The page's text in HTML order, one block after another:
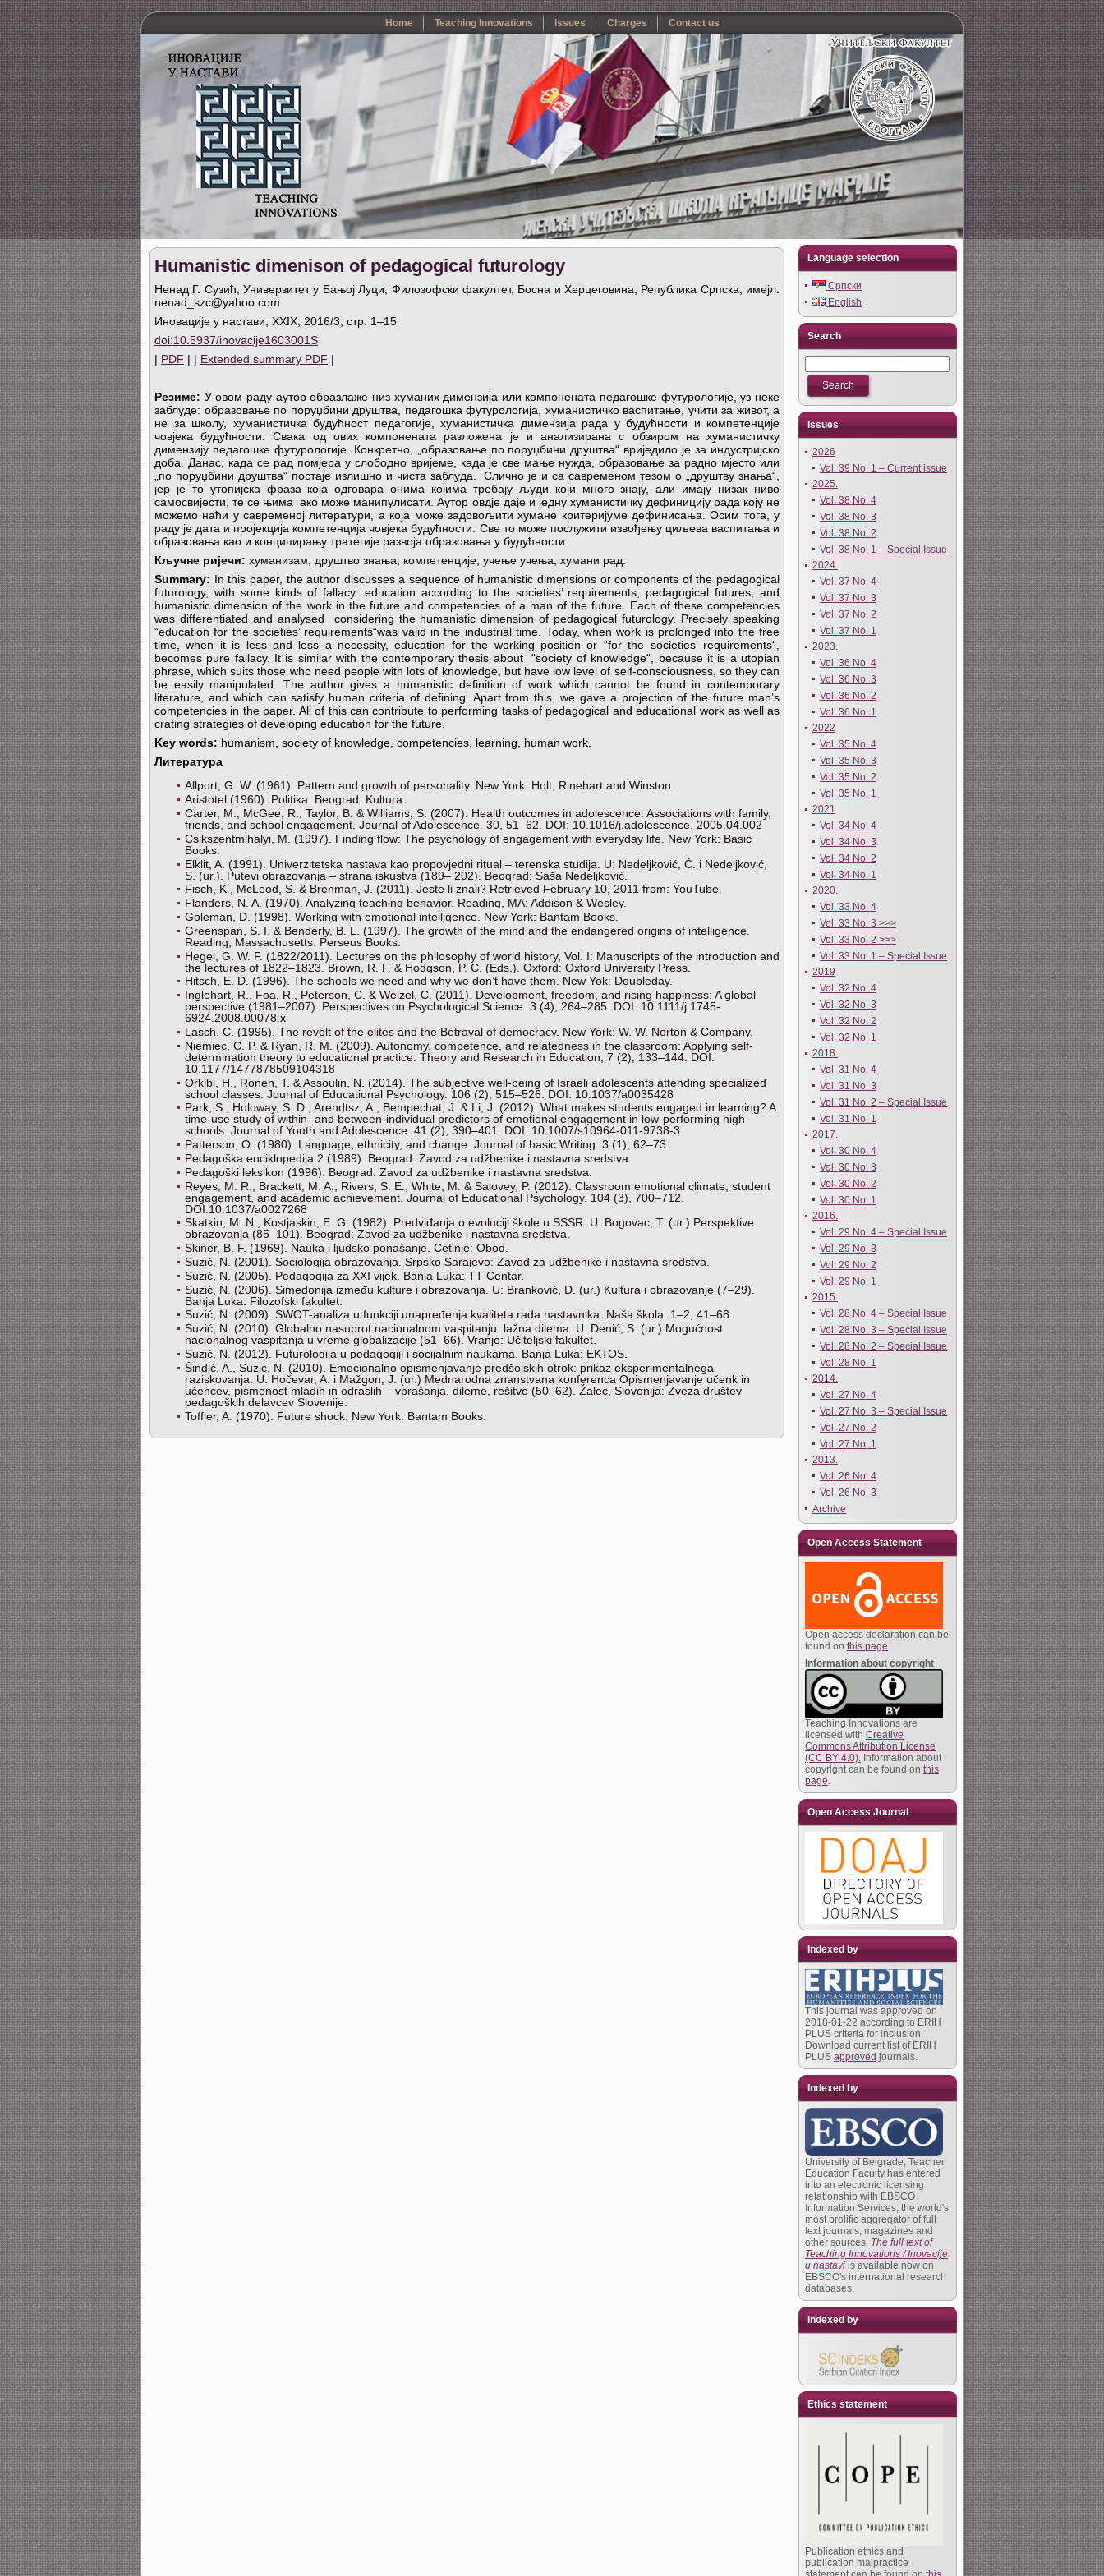
Home Teaching Innovations Issues Charges Contact us
Humanistic dimenison of pedagogical futurology
Ненад Г. Сузић, Универзитет у Бањој Луци, Филозофски факултет, Босна и Херцеговина, Република Српска, имејл:
nenad_szc@yahoo.com
Иновације у настави, XXIX, 2016/3, стр. 1–15
doi:10.5937/inovacije1603001S
| PDF | | Extended summary PDF |
Резиме: У овом раду аутор образлаже низ хуманих димензија или компонената педагошке футурологије, уз неке
заблуде: образовање по поруџбини друштва, педагошка футурологија, хуманистичко васпитање, учити за живот, а
не за школу, хуманистичка будућност педагогије, хуманистичка димензија рада у будућности и компетенције
човјека будућности. Свака од ових компонената разложена је и анализирана с обзиром на хуманистичку
димензију педагошке футурологије. Конкретно, „образовање по поруџбини друштва“ вриједило је за индустријско
доба. Данас, када се рад помјера у слободно вријеме, када је све мање нужда, образовање за радно мјесто или
„по поруџбини друштва“ постаје излишно и чиста заблуда. Слично је и са савременом тезом о „друштву знања“,
јер је то утопијска фраза која одговара онима којима требају људи који много знају, али имају низак ниво
самосвијести, те се њима ако може манипулисати. Аутор овдје даје и једну хуманистичку дефиницију рада коју не
можемо наћи у савременој литератури, а која може задовољити хумане критеријуме дефинисања. Осим тога, у
раду је дата и пројекција компетенција човјека будућности. Све то може послужити извођењу циљева васпитања и
образовања као и конципирању тратегије развоја образовања у будућности.
Кључне ријечи: хуманизам, друштво знања, компетенције, учење учења, хумани рад.
Summary: In this paper, the author discusses a sequence of humanistic dimensions or components of the pedagogical
futurology, with some kinds of fallacy: education according to the societies’ requirements, pedagogical futures, and
humanistic dimension of the work in the future and competencies of a man of the future. Each of these competencies
was differentiated and analysed considering the humanistic dimension of pedagogical futurology. Precisely speaking
“education for the societies’ requirements“was valid in the industrial time. Today, when work is prolonged into the free
time, when it is less and less a necessity, education for the working position or “for the societies’ requirements“,
becomes pure fallacy. It is similar with the contemporary thesis about “society of knowledge“, because it is a utopian
phrase, which suits those who need people with lots of knowledge, but have low level of self-consciousness, so they can
be easily manipulated. The author gives a humanistic definition of work which cannot be found in contemporary
literature, and which can satisfy human criteria of defining. Apart from this, we gave a projection of the future man’s
competencies in the paper. All of this can contribute to performing tasks of pedagogical and educational work as well as
crating strategies of developing education for the future.
Key words: humanism, society of knowledge, competencies, learning, human work.
Литература
Allport, G. W. (1961). Pattern and growth of personality. New York: Holt, Rinehart and Winston.
Aristotel (1960). Politika. Beograd: Kultura.
Carter, M., McGee, R., Taylor, B. & Williams, S. (2007). Health outcomes in adolescence: Associations with family,
friends, and school engagement. Journal of Adolescence. 30, 51–62. DOI: 10.1016/j.adolescence. 2005.04.002
Csikszentmihalyi, M. (1997). Finding flow: The psychology of engagement with everyday life. New York: Basic
Books.
Elklit, A. (1991). Univerzitetska nastava kao propovjedni ritual – terenska studija. U: Nedeljković, Č. i Nedeljković,
S. (ur.). Putevi obrazovanja – strana iskustva (189– 202). Beograd: Saša Nedeljković.
Fisch, K., McLeod, S. & Brenman, J. (2011). Jeste li znali? Retrieved February 10, 2011 from: YouTube.
Flanders, N. A. (1970). Analyzing teaching behavior. Reading, MA: Addison & Wesley.
Goleman, D. (1998). Working with emotional intelligence. New York: Bantam Books.
Greenspan, S. I. & Benderly, B. L. (1997). The growth of the mind and the endangered origins of intelligence.
Reading, Massachusetts: Perseus Books.
Hegel, G. W. F. (1822/2011). Lectures on the philosophy of world history, Vol. I: Manuscripts of the introduction and
the lectures of 1822–1823. Brown, R. F. & Hodgson, P. C. (Еds.). Oxford: Oxford University Press.
Hitsch, E. D. (1996). The schools we need and why we don’t have them. New Yok: Doubleday.
Inglehart, R., Foa, R., Peterson, C. & Welzel, C. (2011). Development, freedom, and rising happiness: A global
perspective (1981–2007). Perspectives on Psychological Science. 3 (4), 264–285. DOI: 10.1111/j.1745-
6924.2008.00078.x
Lasch, C. (1995). The revolt of the elites and the Betrayal of democracy. New York: W. W. Norton & Company.
Niemiec, C. P. & Ryan, R. M. (2009). Autonomy, competence, and relatedness in the classroom: Applying self-
determination theory to educational practice. Theory and Research in Education, 7 (2), 133–144. DOI:
10.1177/1477878509104318
Orkibi, H., Ronen, T. & Assoulin, N. (2014). The subjective well-being of Israeli adolescents attending specialized
school classes. Journal of Educational Psychology. 106 (2), 515–526. DOI: 10.1037/a0035428
Park, S., Holoway, S. D., Arendtsz, A., Bempechat, J. & Li, J. (2012). What makes students engaged in learning? A
time-use study of within- and between-individual predictors of emotional engagement in low-performing high
schools. Journal of Youth and Adolescence. 41 (2), 390–401. DOI: 10.1007/s10964-011-9738-3
Patterson, O. (1980). Language, ethnicity, and change. Journal of basic Writing. 3 (1), 62–73.
Pedagoška enciklopedija 2 (1989). Beograd: Zavod za udžbenike i nastavna sredstva.
Pеdаgоški lеksikоn (1996). Bеоgrаd: Zаvоd zа udžbеnikе i nаstаvnа srеdstvа.
Reyes, M. R., Brackett, M. A., Rivers, S. E., White, M. & Salovey, P. (2012). Classroom emotional climate, student
engagement, and academic achievement. Journal of Educational Psychology. 104 (3), 700–712.
DOI:10.1037/a0027268
Skatkin, M. N., Kostjaskin, E. G. (1982). Predviđanja o evoluciji škole u SSSR. U: Bogovac, T. (ur.) Perspektive
obrazovanja (85–101). Bеоgrаd: Zаvоd zа udžbеnikе i nаstаvnа srеdstvа.
Skiner, B. F. (1969). Nauka i ljudsko ponašanje. Cetinje: Obod.
Suzić, N. (2001). Sociologija obrazovanja. Srpsko Sarajevo: Zavod za udžbenike i nastavna sredstva.
Suzić, N. (2005). Pedagogija za XXI vijek. Banja Luka: TT-Centar.
Suzić, N. (2006). Simеdоniја izmеđu kulturе i оbrаzоvаnjа. U: Branković, D. (ur.) Kulturа i оbrаzоvаnjе (7–29).
Bаnjа Lukа: Filоzоfski fаkultеt.
Suzić, N. (2009). SWOT-аnаlizа u funkciјi unаprеđеnjа kvаlitеtа rаdа nаstаvnikа. Nаšа škоlа. 1–2, 41–68.
Suzić, N. (2010). Glоbаlnо nаsuprоt nаciоnаlnоm vаspitаnju: lаžnа dilеmа. U: Denić, S. (ur.) Моgućnоst
nаciоnаlnоg vаspitаnjа u vrеmе glоbаlizаciје (51–66). Vrаnjе: Učitеlјski fаkultеt.
Suzić, N. (2012). Futurоlоgiја u pеdаgоgiјi i sоciјаlnim nаukаmа. Bаnjа Lukа: ЕKТОS.
Šindić, A., Suzić, N. (2010). Emocionalno opismenjavanje predšolskih otrok: prikaz eksperimentalnega
raziskovanja. U: Hočevar, A. i Mažgon, J. (ur.) Mednarodna znanstvana konferenca Opismenjavanje učenk in
učencev, pismenost mladih in odraslih – vprašanja, dileme, rešitve (50–62). Žalec, Slovenija: Zveza društev
pedagoških delavcev Slovenije.
Toffler, A. (1970). Future shock. New York: Bantam Books.
Language selection
Српски
English
Search
Issues
2026
Vol. 39 No. 1 – Current issue
2025.
Vol. 38 No. 4
Vol. 38 No. 3
Vol. 38 No. 2
Vol. 38 No. 1 – Special Issue
2024.
Vol. 37 No. 4
Vol. 37 No. 3
Vol. 37 No. 2
Vol. 37 No. 1
2023.
Vol. 36 No. 4
Vol. 36 No. 3
Vol. 36 No. 2
Vol. 36 No. 1
2022
Vol. 35 No. 4
Vol. 35 No. 3
Vol. 35 No. 2
Vol. 35 No. 1
2021
Vol. 34 No. 4
Vol. 34 No. 3
Vol. 34 No. 2
Vol. 34 No. 1
2020.
Vol. 33 No. 4
Vol. 33 No. 3 >>>
Vol. 33 No. 2 >>>
Vol. 33 No. 1 – Special Issue
2019
Vol. 32 No. 4
Vol. 32 No. 3
Vol. 32 No. 2
Vol. 32 No. 1
2018.
Vol. 31 No. 4
Vol. 31 No. 3
Vol. 31 No. 2 – Special Issue
Vol. 31 No. 1
2017.
Vol. 30 No. 4
Vol. 30 No. 3
Vol. 30 No. 2
Vol. 30 No. 1
2016.
Vol. 29 No. 4 – Special Issue
Vol. 29 No. 3
Vol. 29 No. 2
Vol. 29 No. 1
2015.
Vol. 28 No. 4 – Special Issue
Vol. 28 No. 3 – Special Issue
Vol. 28 No. 2 – Special Issue
Vol. 28 No. 1
2014.
Vol. 27 No. 4
Vol. 27 No. 3 – Special Issue
Vol. 27 No. 2
Vol. 27 No. 1
2013.
Vol. 26 No. 4
Vol. 26 No. 3
Archive
Open Access Statement
Open access declaration can be
found on this page
Information about copyright
Teaching Innovations are
licensed with Creative
Commons Attribution License
(CC BY 4.0). Information about
copyright can be found on this
page.
Open Access Journal
Indexed by
This journal was approved on
2018-01-22 according to ERIH
PLUS criteria for inclusion.
Download current list of ERIH
PLUS approved journals.
Indexed by
University of Belgrade, Teacher
Education Faculty has entered
into an electronic licensing
relationship with EBSCO
Information Services, the world's
most prolific aggregator of full
text journals, magazines and
other sources. The full text of
Teaching Innovations / Inovacije
u nastavi is available now on
EBSCO's international research
databases.
Indexed by
Ethics statement
Publication ethics and
publication malpractice